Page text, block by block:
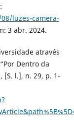
luzes-camera-
3 abr. 2024.
através
Dentro da
[S. l.], n. 29, p. 1-